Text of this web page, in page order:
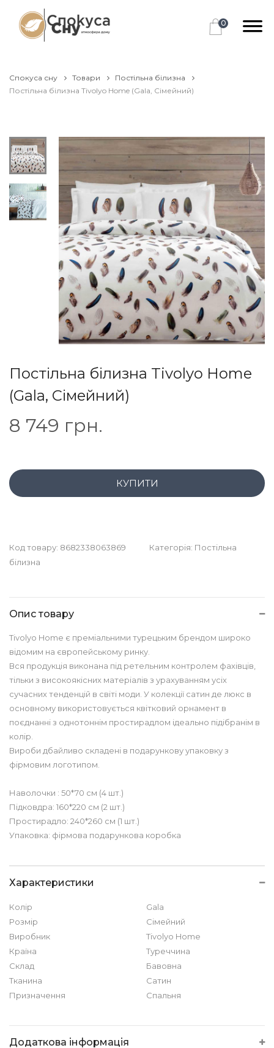
0
Спокуса сну Товари
Постільна білизна
Постільна білизна Tivolyo Home (Gala, Сімейний)
Постільна білизна Tivolyo Home
(Gala, Сімейний)
8 749 грн.
КУПИТИ
Код товару: 8682338063869 Категорія: Постільна
білизна
Опис товару
Tivolyo Home є преміальними турецьким брендом широко
відомим на європейському ринку.
Вся продукція виконана під ретельним контролем фахівців,
тільки з високоякісних матеріалів з урахуванням усіх
сучасних тенденцій в світі моди. У колекції сатин де люкс в
основному використовується квітковий орнамент в
поєднанні з однотоннім простирадлом ідеально підібранім в
колір.
Вироби дбайливо складені в подарункову упаковку з
фірмовим логотипом.
Наволочки : 50*70 см (4 шт.)
Підковдра: 160*220 см (2 шт.)
Простирадло: 240*260 см (1 шт.)
Упаковка: фірмова подарункова коробка
Характеристики
Колір
Gala
Розмір
Сімейний
Виробник
Tivolyo Home
Країна
Туреччина
Склад
Бавовна
Тканина
Сатин
Призначення
Спальня
Додаткова інформація